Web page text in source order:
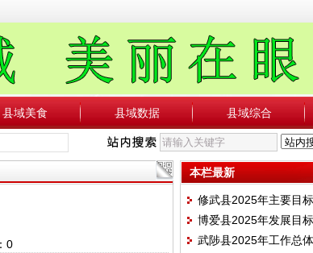
县域美食 县域数据 县域综合
0
本栏最新
修武县2025年主要目
博爱县2025年发展目
武陟县2025年工作总